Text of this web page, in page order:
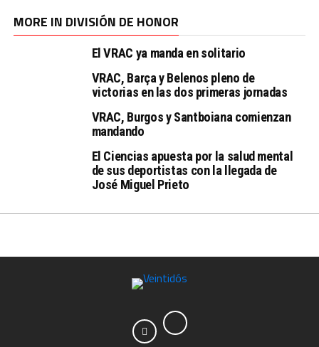
MORE IN DIVISIÓN DE HONOR
El VRAC ya manda en solitario
VRAC, Barça y Belenos pleno de
victorias en las dos primeras jornadas
VRAC, Burgos y Santboiana comienzan
mandando
El Ciencias apuesta por la salud mental
de sus deportistas con la llegada de
José Miguel Prieto